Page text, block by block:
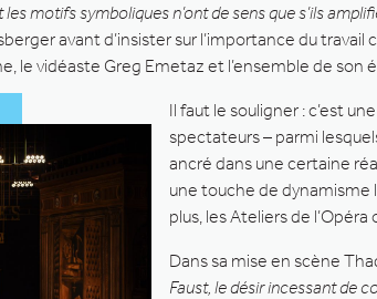
motifs symboliques n’ont de sens que s’ils
avant d’insister sur l’importance du
le vidéaste Greg Emetaz et l’ensemble de son
Il faut le souligner : c’est
spectateurs – parmi
ancré dans une certaine
une touche de dynamisme
plus, les Ateliers de
Dans sa mise en scène
Faust, le désir incessant de